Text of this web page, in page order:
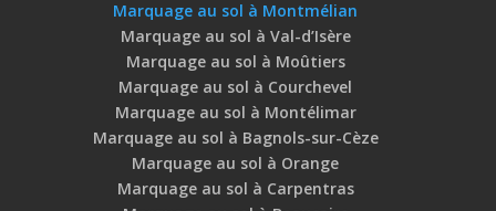
Marquage au sol à Montmélian
Marquage au sol à Val-d’Isère
Marquage au sol à Moûtiers
Marquage au sol à Courchevel
Marquage au sol à Montélimar
Marquage au sol à Bagnols-sur-Cèze
Marquage au sol à Orange
Marquage au sol à Carpentras